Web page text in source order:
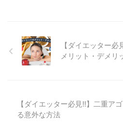
【ダイエッター
メリット・デメリ
【ダイエッター必見!!】二重ア
る意外な方法